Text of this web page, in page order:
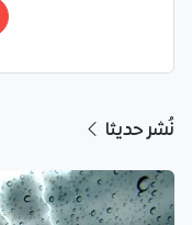
نُشر حديثا